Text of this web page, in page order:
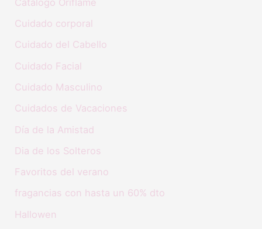
Cuidado corporal
Cuidado del Cabello
Cuidado Facial
Cuidado Masculino
Cuidados de Vacaciones
Día de la Amistad
Dia de los Solteros
Favoritos del verano
fragancias con hasta un 60% dto
Hallowen